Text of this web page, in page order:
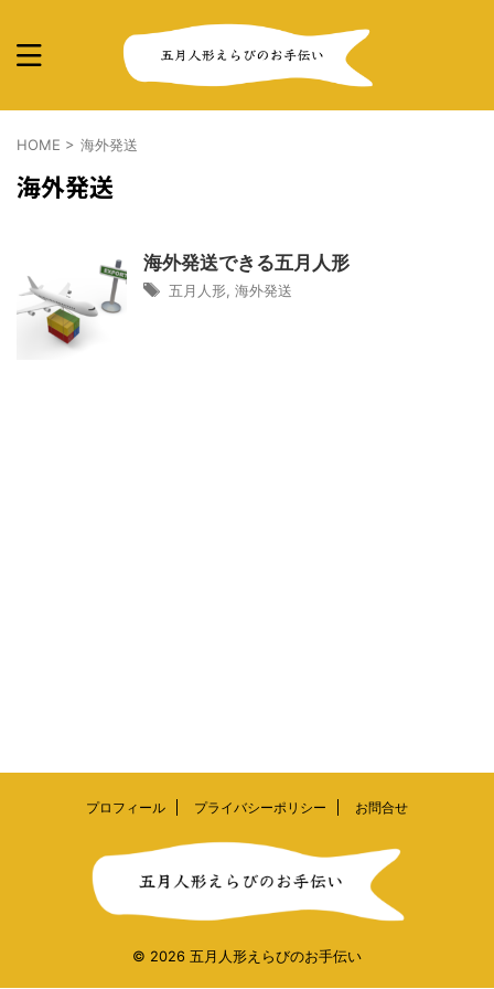
HOME > 海外発送
海外発送
海外発送できる五月人形
五月人形 海外発送
プロフィール プライバシーポリシー お問合せ
© 2026 五月人形えらびのお手伝い